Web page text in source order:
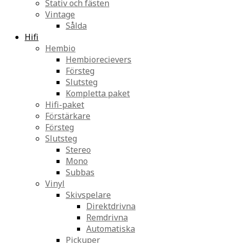
Stativ och fästen
Vintage
Sålda
Hifi
Hembio
Hembiorecievers
Försteg
Slutsteg
Kompletta paket
Hifi-paket
Förstärkare
Försteg
Slutsteg
Stereo
Mono
Subbas
Vinyl
Skivspelare
Direktdrivna
Remdrivna
Automatiska
Pickuper